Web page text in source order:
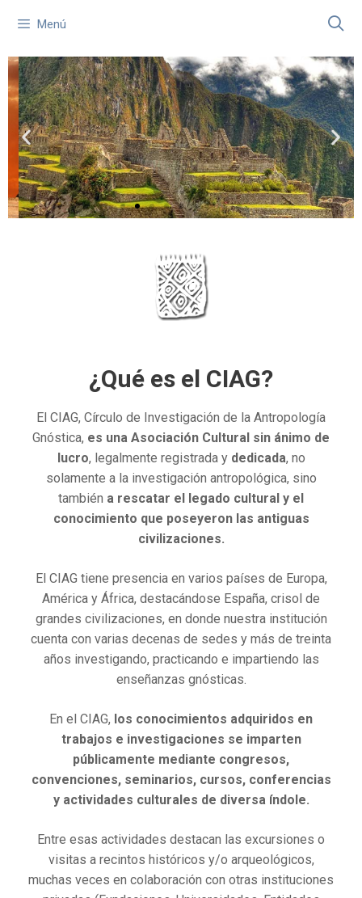
Menú
C.I.A.G.
Círculo de Investigación de la
Antropología Gnóstica
¿Qué es el CIAG?
El CIAG, Círculo de Investigación de la Antropología
Gnóstica, es una Asociación Cultural sin ánimo de
lucro, legalmente registrada y dedicada, no
solamente a la investigación antropológica, sino
también a rescatar el legado cultural y el
conocimiento que poseyeron las antiguas
civilizaciones.
El CIAG tiene presencia en varios países de Europa,
América y África, destacándose España, crisol de
grandes civilizaciones, en donde nuestra institución
cuenta con varias decenas de sedes y más de treinta
años investigando, practicando e impartiendo las
enseñanzas gnósticas.
En el CIAG, los conocimientos adquiridos en
trabajos e investigaciones se imparten
públicamente mediante congresos,
convenciones, seminarios, cursos, conferencias
y actividades culturales de diversa índole.
Entre esas actividades destacan las excursiones o
visitas a recintos históricos y/o arqueológicos,
muchas veces en colaboración con otras instituciones